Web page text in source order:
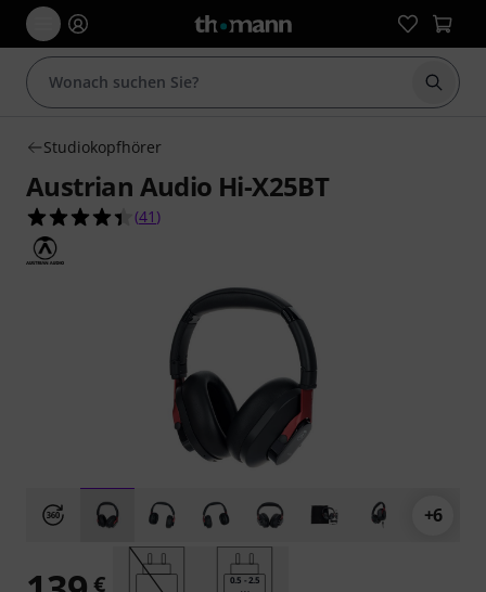
Suche
Studiokopfhörer
Austrian Audio Hi-X25BT
4.4 von 5 Sternen aus 41 Kundenbewertungen
(41 )
+6
€
0.5 - 2.5